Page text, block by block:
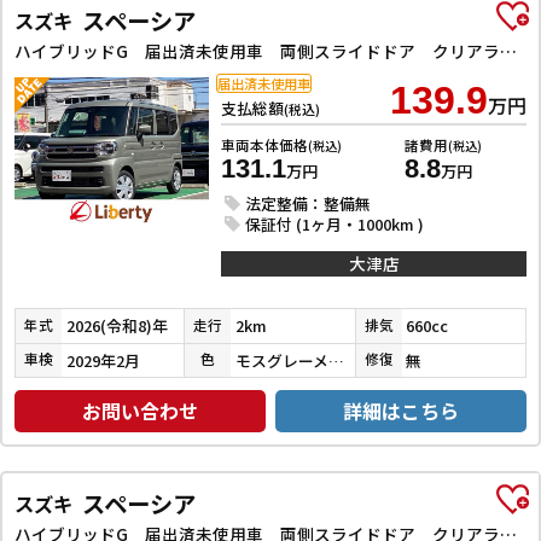
スズキ スペーシア
ハイブリッドG 届出済未使用車 両側スライドドア クリアランスソナー 衝突被害軽減システム オートライト LEDヘッドランプ スマートキー アイドリングストップ 電動格納ミラー ベンチシート CVT 盗難防止システム
支払総額(税込) 139.9万円
車両本体価格(税込)
131.1万円
諸費用(税込)
8.8万円
法定整備：整備無
保証付 (1ヶ月・1000km )
届出済未使用車
大津店
年式 2026(令和8)年 走行 2km 排気 660cc
車検 2029年2月 色 モスグレーメタリック 修復 無
お問い合わせ 詳細はこちら
スズキ スペーシア
ハイブリッドG 届出済未使用車 両側スライドドア クリアランスソナー 衝突被害軽減システム LEDヘッドランプ スマートキー アイドリングストップ 電動格納ミラー ベンチシート CVT 盗難防止システム